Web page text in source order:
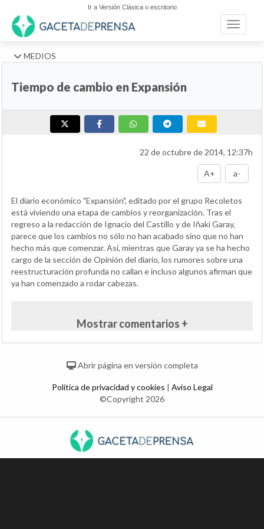
Ir a Versión Clásica o escritorio
Toggle
MEDIOS
Tiempo de cambio en Expansión
22 de octubre de 2014, 12:37h
A+ a-
El diario económico "Expansión", editado por el grupo Recoletos
está viviendo una etapa de cambios y reorganización. Tras el
regreso a la redacción de Ignacio del Castillo y de Iñaki Garay,
parece que los cambios no sólo no han acabado sino que no han
hecho más que comenzar. Así, mientras que Garay ya se ha hecho
cargo de la sección de Opinión del diario, los rumores sobre una
reestructuración profunda no callan e incluso algunos afirman que
ya han comenzado a rodar cabezas.
Mostrar comentarios +
Abrir página en versión completa
Política de privacidad y cookies | Aviso Legal
©Copyright 2026